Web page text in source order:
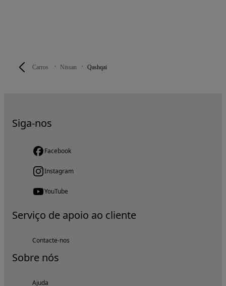
Carros Nissan Qashqai
Siga-nos
Facebook
Instagram
YouTube
Serviço de apoio ao cliente
Contacte-nos
Sobre nós
Ajuda